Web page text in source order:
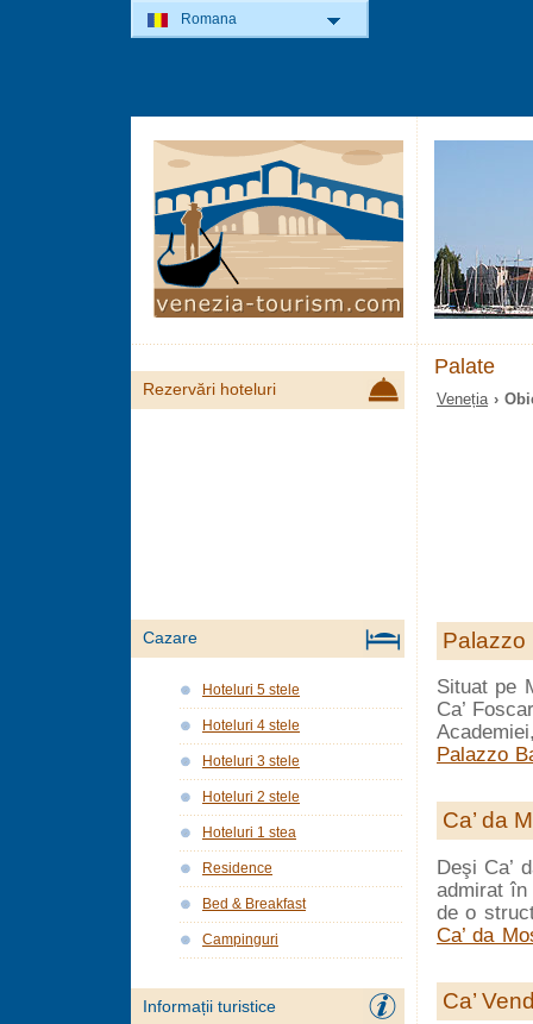
Palate
Veneția ›
Palazzo
Situat pe
Ca’
Palazzo
Ca’ da
Deşi Ca’
admirat în
de o
Ca’ da
Ca’
Rezervări hoteluri
Cazare
Hoteluri 5 stele
Hoteluri 4 stele
Hoteluri 3 stele
Hoteluri 2 stele
Hoteluri 1 stea
Residence
Bed & Breakfast
Campinguri
Informații turistice
Romana